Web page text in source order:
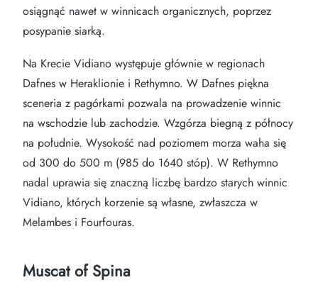
osiągnąć nawet w winnicach organicznych, poprzez
posypanie siarką.
Na Krecie Vidiano występuje głównie w regionach
Dafnes w Heraklionie i Rethymno. W Dafnes piękna
sceneria z pagórkami pozwala na prowadzenie winnic
na wschodzie lub zachodzie. Wzgórza biegną z północy
na południe. Wysokość nad poziomem morza waha się
od 300 do 500 m (985 do 1640 stóp). W Rethymno
nadal uprawia się znaczną liczbę bardzo starych winnic
Vidiano, których korzenie są własne, zwłaszcza w
Melambes i Fourfouras.
Muscat of Spina